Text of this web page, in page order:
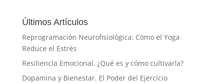
Últimos Artículos
Reprogramación Neurofisiológica: Cómo el Yoga
Reduce el Estrés
Resiliencia Emocional. ¿Qué es y cómo cultivarla?
Dopamina y Bienestar. El Poder del Ejercicio